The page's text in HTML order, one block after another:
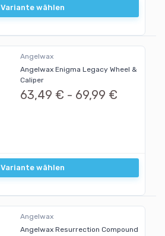
Variante wählen
Angelwax
Angelwax Enigma Legacy Wheel &
Caliper
63,49 € - 69,99 €
Variante wählen
Angelwax
Angelwax Resurrection Compound